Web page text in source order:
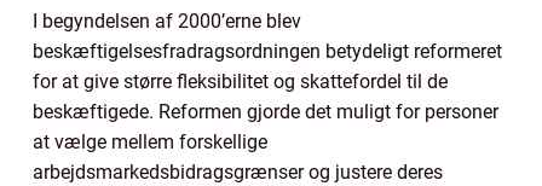
I begyndelsen af 2000’erne blev
beskæftigelsesfradragsordningen betydeligt reformeret
for at give større fleksibilitet og skattefordel til de
beskæftigede. Reformen gjorde det muligt for personer
at vælge mellem forskellige
arbejdsmarkedsbidragsgrænser og justere deres